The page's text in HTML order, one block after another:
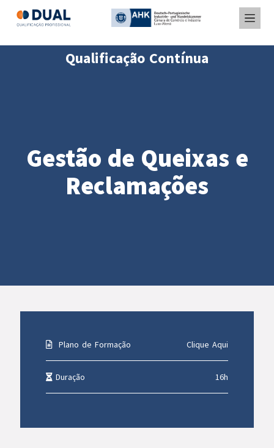
Qualificação Contínua
Gestão de Queixas e
Reclamações
Plano de Formação Clique Aqui
Duração 16h